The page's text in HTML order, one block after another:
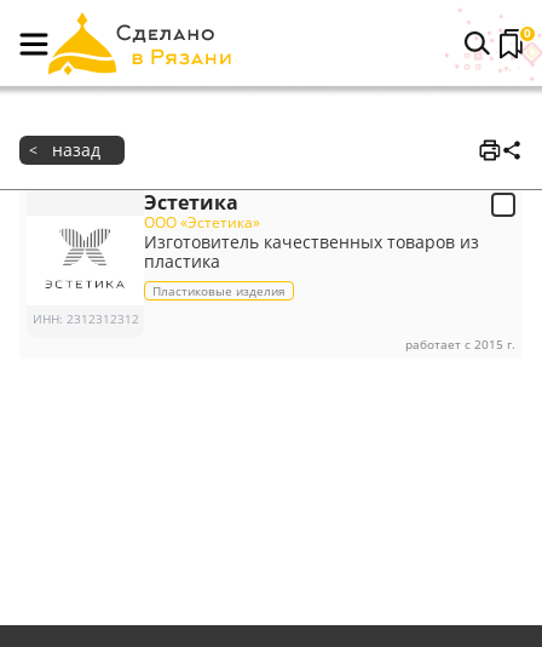
0
< назад
ИНН: 2312312312
Эстетика
ООО «Эстетика»
Изготовитель качественных товаров из
пластика
Пластиковые изделия
работает с 2015 г.